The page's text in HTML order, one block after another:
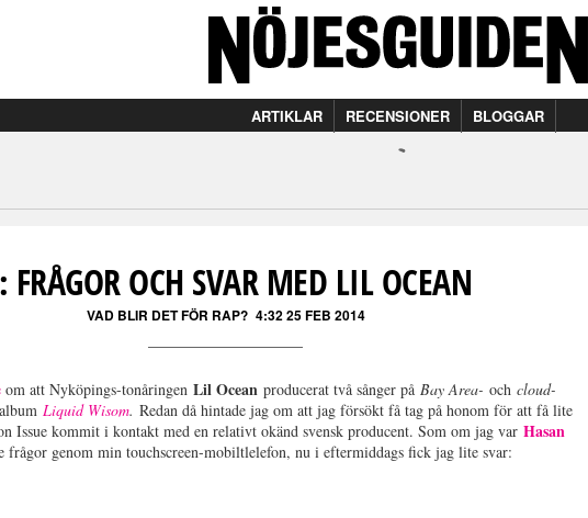
ARTIKLAR RECENSIONER BLOGGAR
FRÅGOR OCH SVAR MED LIL OCEAN
VAD BLIR DET FÖR RAP? 4:32 25 FEB 2014
om att Nyköpings-tonåringenLil Oceanproducerat två sånger påBay Area-ochcloud-
Liquid Wisom.Redan då hintade jag om att jag försökt få tag på honom för att få lite
Issue kommit i kontakt med en relativt okänd svensk producent. Som om jag varHasan
frågor genom min touchscreen-mobiltlelefon, nu i eftermiddags fick jag lite svar: